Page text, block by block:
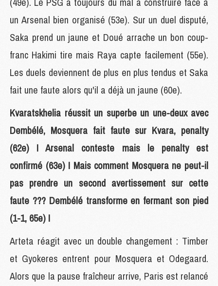
un Arsenal bien organisé (53e). Sur un duel disputé,
Saka prend un jaune et Doué arrache un bon coup-
franc Hakimi tire mais Raya capte facilement (55e).
Les duels deviennent de plus en plus tendus et Saka
fait une faute alors qu'il a déjà un jaune (60e).
Kvaratskhelia réussit un superbe un une-deux avec
Dembélé, Mosquera fait faute sur Kvara, penalty
(62e) ! Arsenal conteste mais le penalty est
confirmé (63e) ! Mais comment Mosquera ne peut-il
pas prendre un second avertissement sur cette
faute ??? Dembélé transforme en fermant son pied
(1-1, 65e) !
Arteta réagit avec un double changement : Timber
et Gyokeres entrent pour Mosquera et Odegaard.
Alors que la pause fraîcheur arrive, Paris est relancé